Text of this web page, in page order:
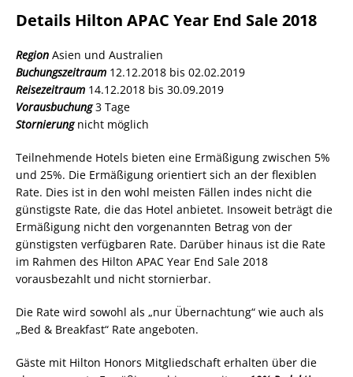
Details Hilton APAC Year End Sale 2018
Region Asien und Australien
Buchungszeitraum 12.12.2018 bis 02.02.2019
Reisezeitraum 14.12.2018 bis 30.09.2019
Vorausbuchung3 Tage
Stornierungnicht möglich
Teilnehmende Hotels bieten eine Ermäßigung zwischen 5%
und 25%. Die Ermäßigung orientiert sich an der flexiblen
Rate. Dies ist in den wohl meisten Fällen indes nicht die
günstigste Rate, die das Hotel anbietet. Insoweit beträgt die
Ermäßigung nicht den vorgenannten Betrag von der
günstigsten verfügbaren Rate. Darüber hinaus ist die Rate
im Rahmen des Hilton APAC Year End Sale 2018
vorausbezahlt und nicht stornierbar.
Die Rate wird sowohl als „nur Übernachtung“ wie auch als
„Bed & Breakfast“ Rate angeboten.
Gäste mit Hilton Honors Mitgliedschaft erhalten über die